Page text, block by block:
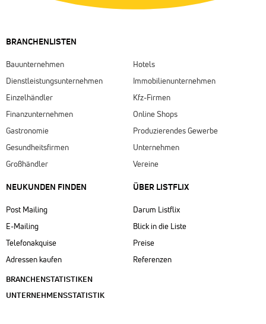
BRANCHENLISTEN
Bauunternehmen
Dienstleistungsunternehmen
Einzelhändler
Finanzunternehmen
Gastronomie
Gesundheitsfirmen
Großhändler
Hotels
Immobilienunternehmen
Kfz-Firmen
Online Shops
Produzierendes Gewerbe
Unternehmen
Vereine
NEUKUNDEN FINDEN
Post Mailing
E-Mailing
Telefonakquise
Adressen kaufen
BRANCHENSTATISTIKEN
UNTERNEHMENSSTATISTIK
ÜBER LISTFLIX​
Darum Listflix
Blick in die Liste
Preise
Referenzen